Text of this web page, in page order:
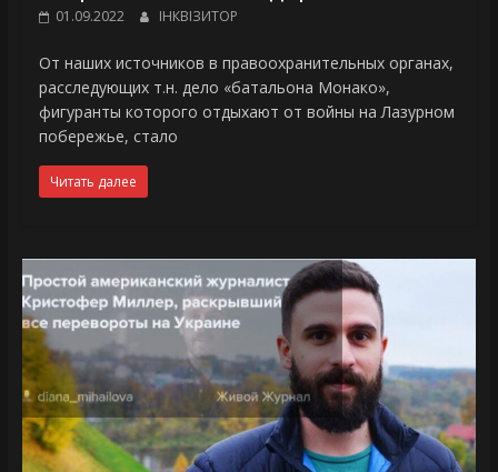
01.09.2022 ІНКВІЗИТОР
От наших источников в правоохранительных органах,
расследующих т.н. дело «батальона Монако»,
фигуранты которого отдыхают от войны на Лазурном
побережье, стало
Читать далее